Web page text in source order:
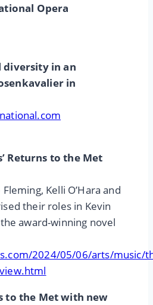
Opera
diversity in an
in
Returns to the Met
Kelli O’Hara and
their roles in Kevin
award-winning novel
2024/05/06/arts/music/
to the Met with new